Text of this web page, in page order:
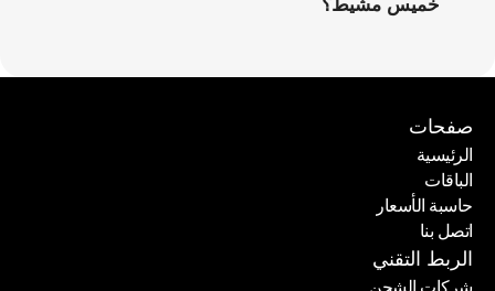
خميس مشيط؟
صفحات
الرئيسية
الرئيسية
الباقات
الباقات
حاسبة الأسعار
حاسبة الأسعار
اتصل بنا
اتصل بنا
الربط التقني
شركات الشحن